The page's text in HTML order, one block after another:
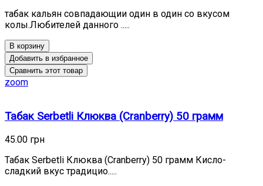
табак кальян совпадающии один в один со вкусом
колы.Любителей данного .....
В корзину
Добавить в избранное
Сравнить этот товар
zoom
Табак Serbetli Клюква (Cranberry) 50 грамм
45.00 грн
Табак Serbetli Клюква (Cranberry) 50 грамм Кисло-
сладкий вкус традицио.....